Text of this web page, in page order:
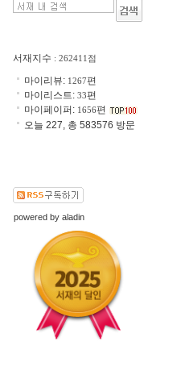
서재지수 : 262411점
마이리뷰: 1267편
마이리스트: 33편
마이페이퍼: 1656편
오늘 227, 총 583576 방문
powered by aladin